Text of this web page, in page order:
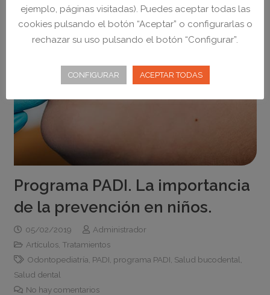
Programa PADI. La importancia
de la prevención en niños.
05/02/2019
Administrador
Artículos, Tratamientos
Odontopediatría PADI programa PADI Salud bucodental
Salud dental
No hay comentarios
ejemplo, páginas visitadas). Puedes aceptar todas las
cookies pulsando el botón “Aceptar” o configurarlas o
rechazar su uso pulsando el botón “Configurar”.
CONFIGURAR ACEPTAR TODAS